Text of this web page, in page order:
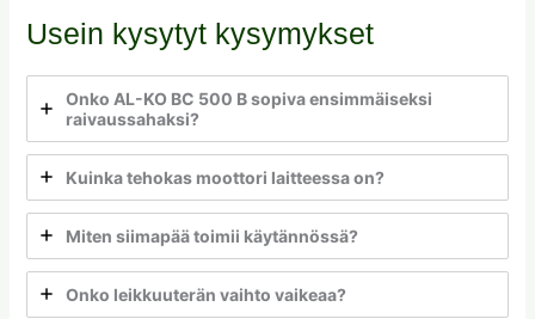
Usein kysytyt kysymykset
Onko AL-KO BC 500 B sopiva ensimmäiseksi
raivaussahaksi?
Kuinka tehokas moottori laitteessa on?
Miten siimapää toimii käytännössä?
Onko leikkuuterän vaihto vaikeaa?